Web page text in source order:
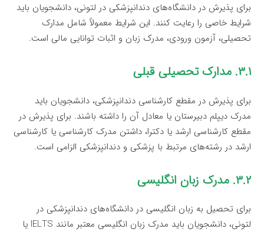
برای پذیرش در دانشگاه‌های دندانپزشکی در لتونی، دانشجویان باید
شرایط خاصی را رعایت کنند. این شرایط معمولاً شامل مدارک
تحصیلی، آزمون ورودی، مدرک زبان و اثبات توانایی مالی است.
۳.۱. مدارک تحصیلی قبلی
برای پذیرش در مقطع کارشناسی دندانپزشکی، دانشجویان باید
مدرک دیپلم دبیرستان یا معادل آن را داشته باشند. برای پذیرش در
مقطع کارشناسی ارشد یا دکترا، داشتن مدرک کارشناسی یا کارشناسی
ارشد در رشته‌های مرتبط با پزشکی و دندانپزشکی الزامی است.
۳.۲. مدرک زبان انگلیسی
برای تحصیل به زبان انگلیسی در دانشگاه‌های دندانپزشکی در
لتونی، دانشجویان باید مدرک زبان انگلیسی معتبر مانند IELTS یا